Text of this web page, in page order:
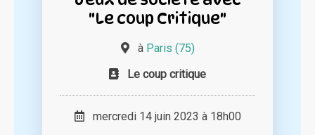
"Le coup Critique"
à Paris (75)
Le coup critique
mercredi 14 juin 2023 à 18h00